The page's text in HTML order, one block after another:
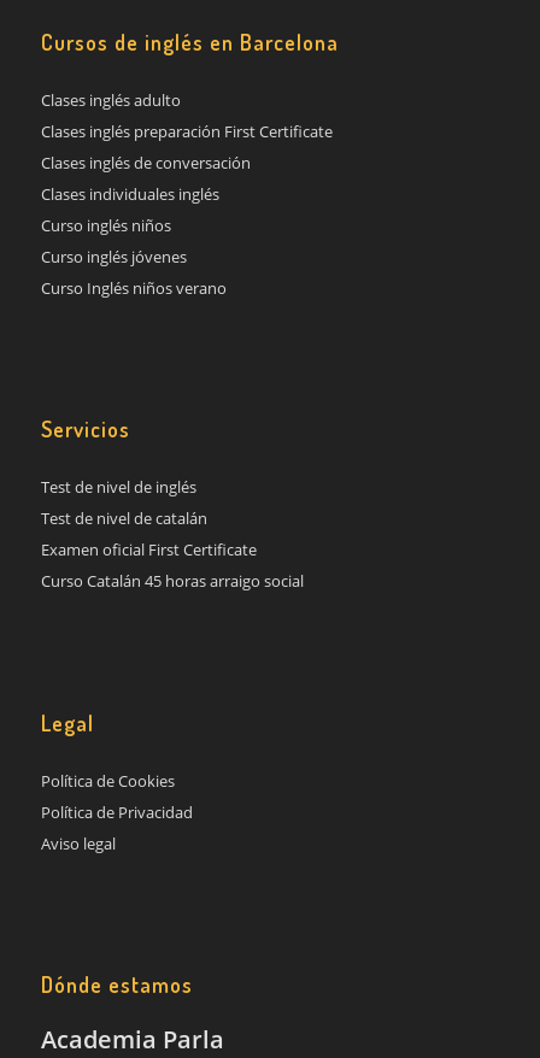
Cursos de inglés en Barcelona
Clases inglés adulto
Clases inglés preparación First Certificate
Clases inglés de conversación
Clases individuales inglés
Curso inglés niños
Curso inglés jóvenes
Curso Inglés niños verano
Servicios
Test de nivel de inglés
Test de nivel de catalán
Examen oficial First Certificate
Curso Catalán 45 horas arraigo social
Legal
Política de Cookies
Política de Privacidad
Aviso legal
Dónde estamos
Academia Parla